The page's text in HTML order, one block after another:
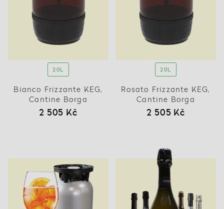
20L
Bianco Frizzante KEG,
Cantine Borga
2 505 Kč
20L
Rosato Frizzante KEG,
Cantine Borga
2 505 Kč